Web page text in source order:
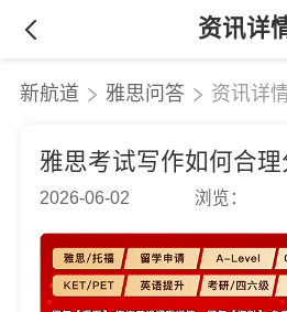
资讯详
新航道 雅思问答 资讯详
雅思考试写作如何合理
2026-06-02 浏览：